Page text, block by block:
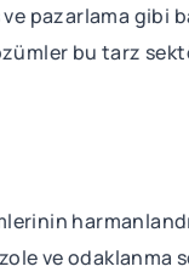
pazarlama gibi
bu tarz
ve